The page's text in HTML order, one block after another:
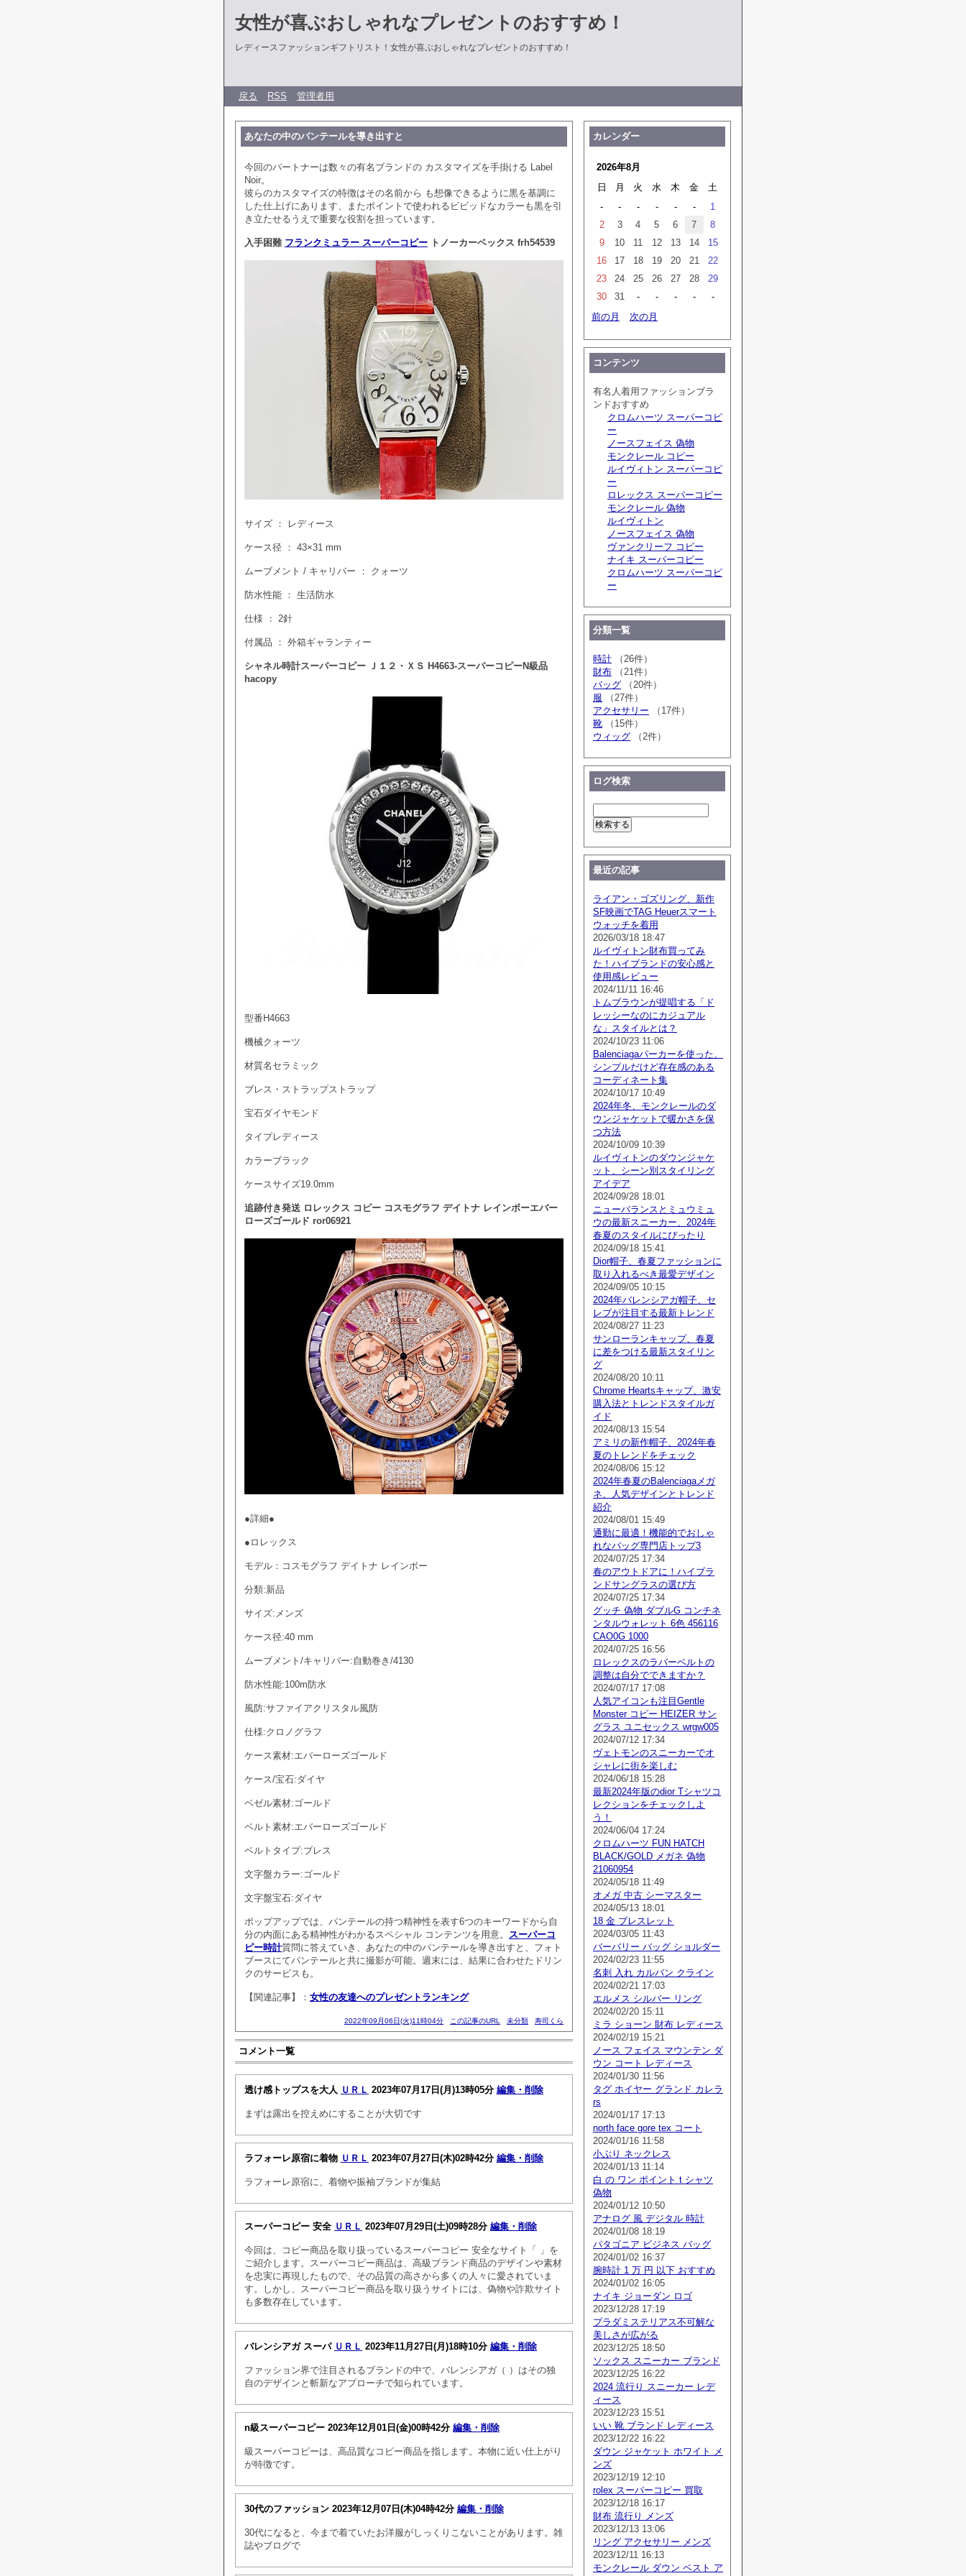
女性が喜ぶおしゃれなプレゼントのおすすめ！
レディースファッションギフトリスト！女性が喜ぶおしゃれなプレゼントのおすすめ！
戻る RSS 管理者用
あなたの中のパンテールを導き出すと
今回のパートナーは数々の有名ブランドの カスタマイズを手掛ける Label
Noir。
彼らのカスタマイズの特徴はその名前から も想像できるように黒を基調に
した仕上げにあります、またポイントで使われるビビッドなカラーも黒を引
き立たせるうえで重要な役割を担っています。
入手困難 フランクミュラー スーパーコピー トノーカーベックス frh54539
サイズ ： レディース
ケース径 ： 43×31 mm
ムーブメント / キャリバー ： クォーツ
防水性能 ： 生活防水
仕様 ： 2針
付属品 ： 外箱ギャランティー
シャネル時計スーパーコピー Ｊ１２・ＸＳ H4663-スーパーコピーN級品
hacopy
型番H4663
機械クォーツ
材質名セラミック
ブレス・ストラップストラップ
宝石ダイヤモンド
タイプレディース
カラーブラック
ケースサイズ19.0mm
追跡付き発送 ロレックス コピー コスモグラフ デイトナ レインボーエバー
ローズゴールド ror06921
●詳細●
●ロレックス
モデル：コスモグラフ デイトナ レインボー
分類:新品
サイズ:メンズ
ケース径:40 mm
ムーブメント/キャリバー:自動巻き/4130
防水性能:100m防水
風防:サファイアクリスタル風防
仕様:クロノグラフ
ケース素材:エバーローズゴールド
ケース/宝石:ダイヤ
ベゼル素材:ゴールド
ベルト素材:エバーローズゴールド
ベルトタイプ:ブレス
文字盤カラー:ゴールド
文字盤宝石:ダイヤ
ポップアップでは、パンテールの持つ精神性を表す6つのキーワードから自
分の内面にある精神性がわかるスペシャル コンテンツを用意。
スーパーコ
ピー時計質問に答えていき、あなたの中のパンテールを導き出すと、フォト
ブースにてパンテールと共に撮影が可能。週末には、結果に合わせたドリン
クのサービスも。
【関連記事】： 女性の友達へのプレゼントランキング
2022年09月06日(火)11時04分 この記事のURL 未分類 寿司くら
コメント一覧
透け感トップスを大人 ＵＲＬ 2023年07月17日(月)13時05分 編集・削除
まずは露出を控えめにすることが大切です
ラフォーレ原宿に着物 ＵＲＬ 2023年07月27日(木)02時42分 編集・削除
ラフォーレ原宿に、着物や振袖ブランドが集結
スーパーコピー 安全 ＵＲＬ 2023年07月29日(土)09時28分 編集・削除
今回は、コピー商品を取り扱っている​スーパーコピー 安全なサイト​「 」を
ご紹介します。スーパーコピー商品は、高級ブランド商品のデザインや素材
を忠実に再現したもので、その品質の高さから多くの人々に愛されていま
す。しかし、スーパーコピー商品を取り扱うサイトには、偽物や詐欺サイト
も多数存在しています。
バレンシアガ スーパ ＵＲＬ 2023年11月27日(月)18時10分 編集・削除
ファッション界で注目されるブランドの中で、バレンシアガ（ ）はその独
自のデザインと斬新なアプローチで知られています。
n級スーパーコピー 2023年12月01日(金)00時42分 編集・削除
級スーパーコピーは、高品質なコピー商品を指します。本物に近い仕上がり
が特徴です。
30代のファッション 2023年12月07日(木)04時42分 編集・削除
30代になると、今まで着ていたお洋服がしっくりこないことがあります。雑
誌やブログで
カレンダー
2026年8月
日
月 火 水 木 金
土
-
- - - - -
1
2
3 4 5 6 7
8
9
10 11 12 13 14
15
16
17 18 19 20 21
22
23
24 25 26 27 28
29
30
31 - - - -
-
前の月
次の月
コンテンツ
有名人着用ファッションブラ
ンドおすすめ
クロムハーツ スーパーコピ
ー
ノースフェイス 偽物
モンクレール コピー
ルイヴィトン スーパーコピ
ー
ロレックス スーパーコピー
モンクレール 偽物
ルイヴィトン
ノースフェイス 偽物
ヴァンクリーフ コピー
ナイキ スーパーコピー
クロムハーツ スーパーコピ
ー
分類一覧
時計 （26件）
財布 （21件）
バッグ （20件）
服 （27件）
アクセサリー （17件）
靴 （15件）
ウィッグ （2件）
ログ検索
最近の記事
ライアン・ゴズリング、新作
SF映画でTAG Heuerスマート
ウォッチを着用
2026/03/18 18:47
ルイヴィトン財布買ってみ
た！ハイブランドの安心感と
使用感レビュー
2024/11/11 16:46
トムブラウンが提唱する「ド
レッシーなのにカジュアル
な」スタイルとは？
2024/10/23 11:06
Balenciagaパーカーを使った、
シンプルだけど存在感のある
コーディネート集
2024/10/17 10:49
2024年冬、モンクレールのダ
ウンジャケットで暖かさを保
つ方法
2024/10/09 10:39
ルイヴィトンのダウンジャケ
ット、シーン別スタイリング
アイデア
2024/09/28 18:01
ニューバランスとミュウミュ
ウの最新スニーカー、2024年
春夏のスタイルにぴったり
2024/09/18 15:41
Dior帽子、春夏ファッションに
取り入れるべき最愛デザイン
2024/09/05 10:15
2024年バレンシアガ帽子、セ
レブが注目する最新トレンド
2024/08/27 11:23
サンローランキャップ、春夏
に差をつける最新スタイリン
グ
2024/08/20 10:11
Chrome Heartsキャップ、激安
購入法とトレンドスタイルガ
イド
2024/08/13 15:54
アミリの新作帽子、2024年春
夏のトレンドをチェック
2024/08/06 15:12
2024年春夏のBalenciagaメガ
ネ、人気デザインとトレンド
紹介
2024/08/01 15:49
通勤に最適！機能的でおしゃ
れなバッグ専門店トップ3
2024/07/25 17:34
春のアウトドアに！ハイブラ
ンドサングラスの選び方
2024/07/25 17:34
グッチ 偽物 ダブルG コンチネ
ンタルウォレット 6色 456116
CAO0G 1000
2024/07/25 16:56
ロレックスのラバーベルトの
調整は自分でできますか？
2024/07/17 17:08
人気アイコンも注目Gentle
Monster コピー HEIZER サン
グラス ユニセックス wrgw005
2024/07/12 17:34
ヴェトモンのスニーカーでオ
シャレに街を楽しむ
2024/06/18 15:28
最新2024年版のdior Tシャツコ
レクションをチェックしよ
う！
2024/06/04 17:24
クロムハーツ FUN HATCH
BLACK/GOLD メガネ 偽物
21060954
2024/05/18 11:49
オメガ 中古 シーマスター
2024/05/13 18:01
18 金 ブレスレット
2024/03/05 11:43
バーバリー バッグ ショルダー
2024/02/23 11:55
名刺 入れ カルバン クライン
2024/02/21 17:03
エルメス シルバー リング
2024/02/20 15:11
ミラ ショーン 財布 レディース
2024/02/19 15:21
ノース フェイス マウンテン ダ
ウン コート レディース
2024/01/30 11:56
タグ ホイヤー グランド カレラ
rs
2024/01/17 17:13
north face gore tex コート
2024/01/16 11:58
小ぶり ネックレス
2024/01/13 11:14
白 の ワン ポイント t シャツ
偽物
2024/01/12 10:50
アナログ 風 デジタル 時計
2024/01/08 18:19
パタゴニア ビジネス バッグ
2024/01/02 16:37
腕時計 1 万 円 以下 おすすめ
2024/01/02 16:05
ナイキ ジョーダン ロゴ
2023/12/28 17:19
プラダミステリアス不可解な
美しさが広がる
2023/12/25 18:50
ソックス スニーカー ブランド
2023/12/25 16:22
2024 流行り スニーカー レデ
ィース
2023/12/23 15:51
いい 靴 ブランド レディース
2023/12/22 16:22
ダウン ジャケット ホワイト メ
ンズ
2023/12/19 12:10
rolex スーパーコピー 買取
2023/12/18 16:17
財布 流行り メンズ
2023/12/13 13:06
リング アクセサリー メンズ
2023/12/11 16:13
モンクレール ダウン ベスト ア